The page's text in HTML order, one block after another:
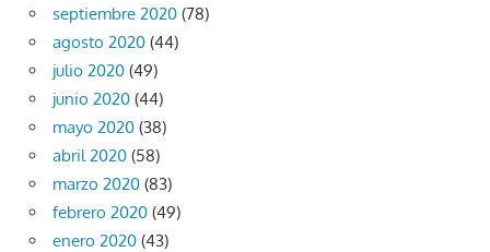
septiembre 2020 (78)
agosto 2020 (44)
julio 2020 (49)
junio 2020 (44)
mayo 2020 (38)
abril 2020 (58)
marzo 2020 (83)
febrero 2020 (49)
enero 2020 (43)